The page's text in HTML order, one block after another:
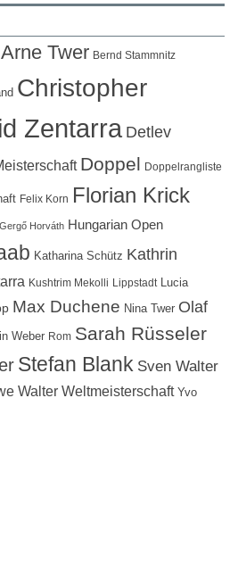
Arne Twer Bernd Stammnitz
Christopher
Zentarra Detlev
Doppel Doppelrangliste
Felix Korn Florian Krick
Gergő Horváth Hungarian Open
Katharina Schütz Kathrin
Kushtrim Mekolli Lippstadt
Lucia
Max Duchene Nina Twer Olaf
Weber Rom Sarah Rüsseler
Stefan Blank Sven Walter
Walter Weltmeisterschaft Yvo